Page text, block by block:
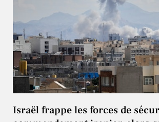
Israël frappe les forces de